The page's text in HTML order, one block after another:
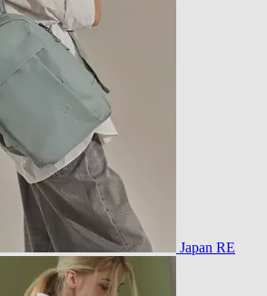
Japan RE